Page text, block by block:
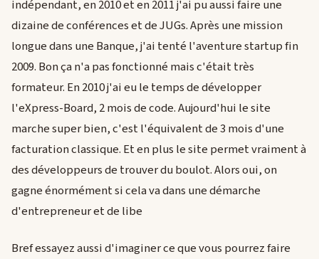
indépendant, en 2010 et en 2011 j'ai pu aussi faire une
dizaine de conférences et de JUGs. Après une mission
longue dans une Banque, j'ai tenté l'aventure startup fin
2009. Bon ça n'a pas fonctionné mais c'était très
formateur. En 2010 j'ai eu le temps de développer
l'eXpress-Board, 2 mois de code. Aujourd'hui le site
marche super bien, c'est l'équivalent de 3 mois d'une
facturation classique. Et en plus le site permet vraiment à
des développeurs de trouver du boulot. Alors oui, on
gagne énormément si cela va dans une démarche
d'entrepreneur et de libe
Bref essayez aussi d'imaginer ce que vous pourrez faire